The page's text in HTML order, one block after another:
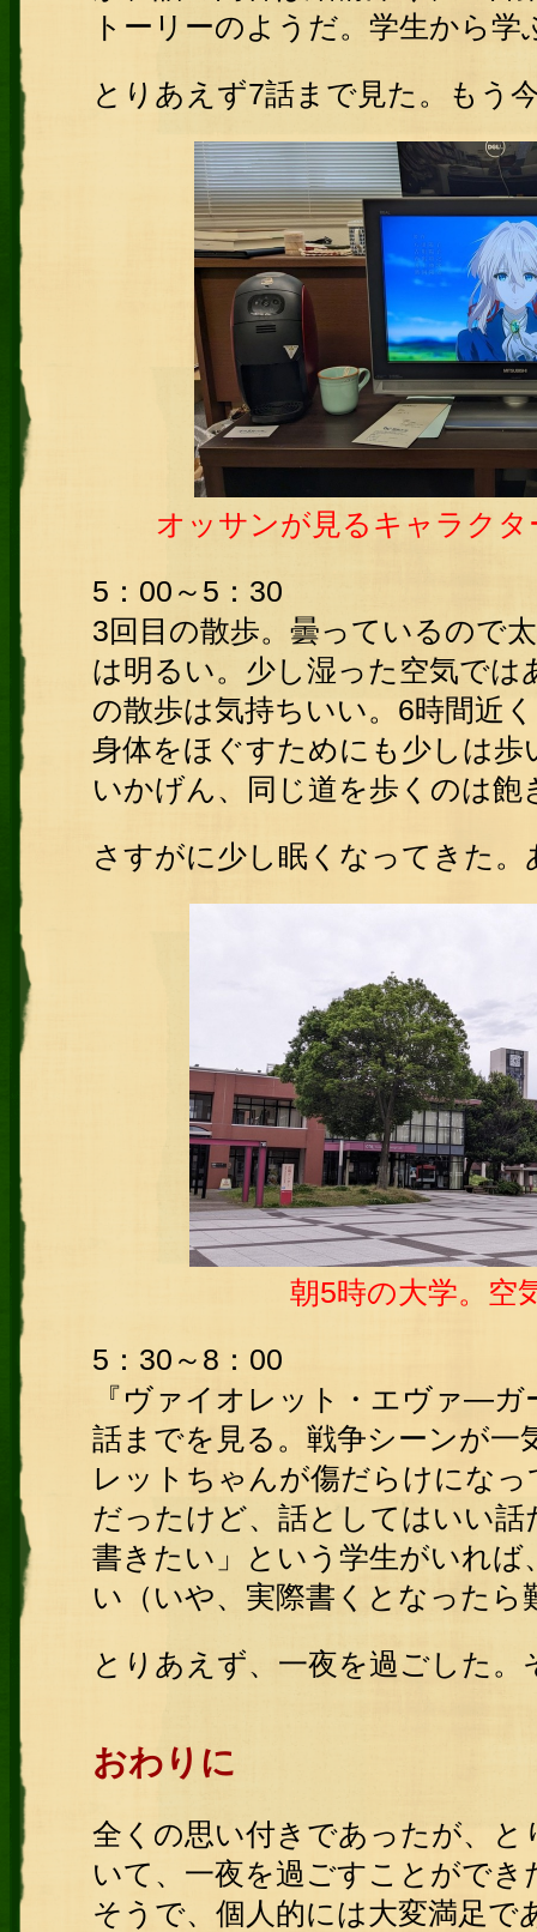
トーリーのようだ。学生から学
とりあえず7話まで見た。もう
オッサンが見るキャラク
5：00～5：30
3回目の散歩。曇っているので
は明るい。少し湿った空気で
の散歩は気持ちいい。6時間近
身体をほぐすためにも少しは
いかげん、同じ道を歩くのは飽
さすがに少し眠くなってきた
朝5時の大学。空
5：30～8：00
『ヴァイオレット・エヴァ―
話までを見る。戦争シーンが一
レットちゃんが傷だらけにな
だったけど、話としてはいい
書きたい」という学生がいれ
い（いや、実際書くとなった
とりあえず、一夜を過ごした
おわりに
全くの思い付きであったが、
いて、一夜を過ごすことがで
そうで、個人的には大変満足